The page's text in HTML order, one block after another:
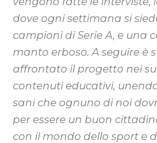
dove ogni settimana si
campioni di Serie A, e una
manto erboso. A seguire è
affrontato il progetto nei
contenuti educativi,
sani che ognuno di noi
per essere un buon
con il mondo dello sport e